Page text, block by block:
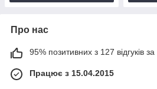
Про нас
95% позитивних з 127 відгуків за
Працює з 15.04.2015